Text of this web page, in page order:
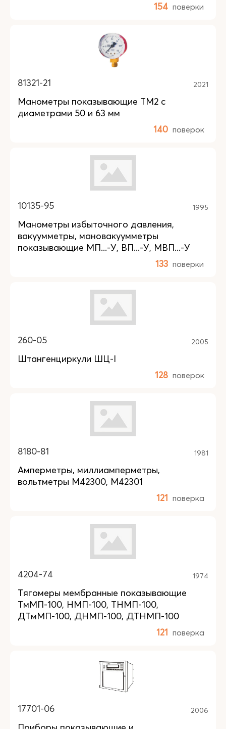
154 поверки
81321-21 2021
Манометры показывающие ТМ2 с
диаметрами 50 и 63 мм
140 поверок
10135-95 1995
Манометры избыточного давления,
вакуумметры, мановакуумметры
показывающие МП...-У, ВП...-У, МВП...-У
133 поверки
260-05 2005
Штангенциркули ШЦ-I
128 поверок
8180-81 1981
Амперметры, миллиамперметры,
вольтметры М42300, М42301
121 поверка
4204-74 1974
Тягомеры мембранные показывающие
ТмМП-100, НМП-100, ТНМП-100,
ДТмМП-100, ДНМП-100, ДТНМП-100
121 поверка
17701-06 2006